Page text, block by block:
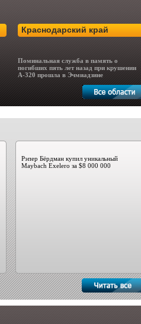
Краснодарский край
Поминальная служба в память о
погибших пять лет назад при крушении
А-320 прошла в Эчмиадзине
Рэпер Бёрдман купил уникальный
Maybach Exelero за $8 000 000